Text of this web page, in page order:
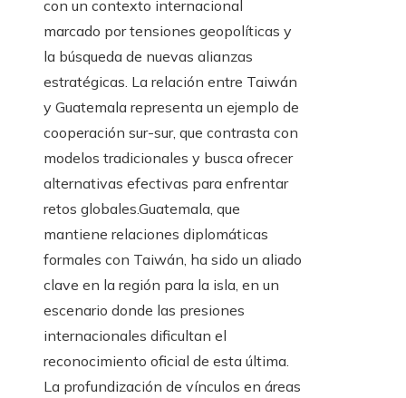
con un contexto internacional
marcado por tensiones geopolíticas y
la búsqueda de nuevas alianzas
estratégicas. La relación entre Taiwán
y Guatemala representa un ejemplo de
cooperación sur-sur, que contrasta con
modelos tradicionales y busca ofrecer
alternativas efectivas para enfrentar
retos globales.Guatemala, que
mantiene relaciones diplomáticas
formales con Taiwán, ha sido un aliado
clave en la región para la isla, en un
escenario donde las presiones
internacionales dificultan el
reconocimiento oficial de esta última.
La profundización de vínculos en áreas